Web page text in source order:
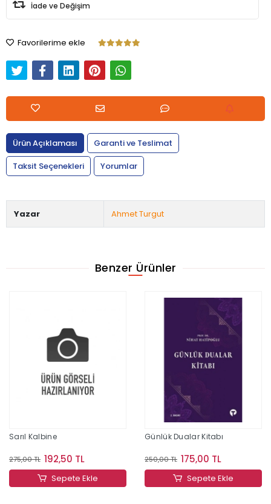
İade ve Değişim
Favorilerime ekle
Ürün Açıklaması
Garanti ve Teslimat
Taksit Seçenekleri
Yorumlar
Yazar Ahmet Turgut
Benzer Ürünler
Sarıl Kalbine
275,00 TL 192,50 TL
Sepete Ekle
Günlük Dualar Kitabı
250,00 TL 175,00 TL
Sepete Ekle